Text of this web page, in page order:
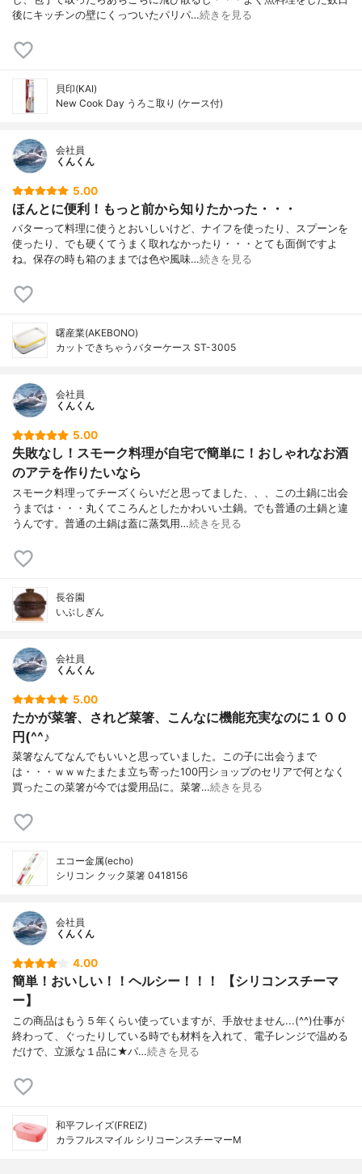
後にキッチンの壁にくっついたパリパ…続きを見る
貝印(KAI)
New Cook Day うろこ取り (ケース付)
会社員
くんくん
5.00
ほんとに便利！もっと前から知りたかった・・・
バターって料理に使うとおいしいけど、ナイフを使ったり、スプーンを
使ったり、でも硬くてうまく取れなかったり・・・とても面倒ですよ
ね。保存の時も箱のままでは色や風味…続きを見る
曙産業(AKEBONO)
カットできちゃうバターケース ST-3005
会社員
くんくん
5.00
失敗なし！スモーク料理が自宅で簡単に！おしゃれなお酒
のアテを作りたいなら
スモーク料理ってチーズくらいだと思ってました、、、この土鍋に出会
うまでは・・・丸くてころんとしたかわいい土鍋。でも普通の土鍋と違
うんです。普通の土鍋は蓋に蒸気用…続きを見る
長谷園
いぶしぎん
会社員
くんくん
5.00
たかが菜箸、されど菜箸、こんなに機能充実なのに１００
円(^^♪
菜箸なんてなんでもいいと思っていました。この子に出会うまで
は・・・ｗｗｗたまたま立ち寄った100円ショップのセリアで何となく
買ったこの菜箸が今では愛用品に。菜箸…続きを見る
エコー金属(echo)
シリコン クック菜箸 0418156
会社員
くんくん
4.00
簡単！おいしい！！ヘルシー！！！ 【シリコンスチーマ
ー】
この商品はもう５年くらい使っていますが、手放せません...(^^)仕事が
終わって、ぐったりしている時でも材料を入れて、電子レンジで温める
だけで、立派な１品に★パ…続きを見る
和平フレイズ(FREIZ)
カラフルスマイル シリコーンスチーマーM